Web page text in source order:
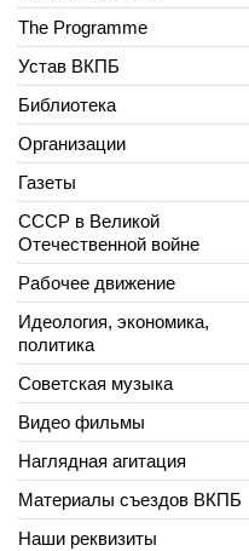
The Programme
Устав ВКПБ
Библиотека
Организации
Газеты
СССР в Великой
Отечественной войне
Рабочее движение
Идеология, экономика,
политика
Советская музыка
Видео фильмы
Наглядная агитация
Материалы съездов ВКПБ
Наши реквизиты